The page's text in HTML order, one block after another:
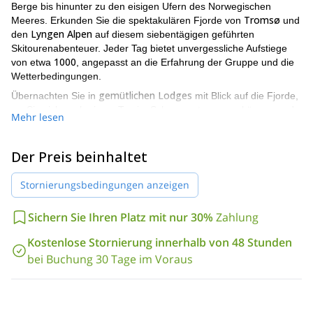
Berge bis hinunter zu den eisigen Ufern des Norwegischen
Meeres. Erkunden Sie die spektakulären Fjorde von Tromsø und
den Lyngen Alpen auf diesem siebentägigen geführten
Skitourenabenteuer. Jeder Tag bietet unvergessliche Aufstiege
von etwa 1000 , angepasst an die Erfahrung der Gruppe und die
Wetterbedingungen.
Übernachten Sie in gemütlichen Lodges mit Blick auf die Fjorde,
—wenn das Glück auf Ihrer Seite ist—die
Genießen Sie eine freundliche, gemeinschaftliche Atmosphäre
mit gemeinsamen Mahlzeiten und der Möglichkeit,
norwegische Küchein lokalen Restaurants zu probieren. Unter
der fachkundigen Anleitung eineszertifizierten UIAGM-
Bergführerserleben Sie Norwegens wilde Winterlandschaften
sicher und in vollen Zügen.
Kontaktieren Sie den Guide noch heute, um an einem offenen
Tourdatum teilzunehmen und dieses unvergessliche arktische
Mehr lesen
Der Preis beinhaltet
Stornierungsbedingungen anzeigen
Sichern Sie Ihren Platz mit nur 30%Zahlung
Kostenlose Stornierung innerhalb von 48 Stunden
bei Buchung 30 Tage im Voraus